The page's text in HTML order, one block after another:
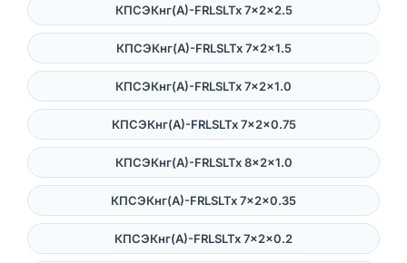
КПСЭКнг(А)-FRLSLTx 7×2×2.5
КПСЭКнг(А)-FRLSLTx 7×2×1.5
КПСЭКнг(А)-FRLSLTx 7×2×1.0
КПСЭКнг(А)-FRLSLTx 7×2×0.75
КПСЭКнг(А)-FRLSLTx 8×2×1.0
КПСЭКнг(А)-FRLSLTx 7×2×0.35
КПСЭКнг(А)-FRLSLTx 7×2×0.2